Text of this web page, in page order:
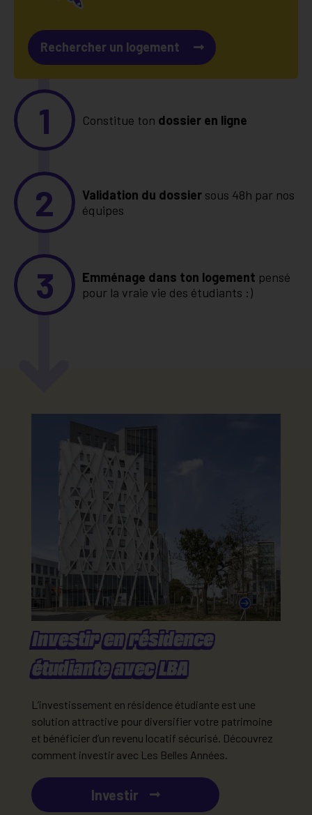
Rechercher un logement
1 Constitue ton dossier en ligne
2 Validation du dossier sous 48h par nos
équipes
3 Emménage dans ton logement pensé
pour la vraie vie des étudiants :)
Investir en résidence
étudiante avec LBA
L’investissement en résidence étudiante est une
solution attractive pour diversifier votre patrimoine
et bénéficier d’un revenu locatif sécurisé. Découvrez
comment investir avec Les Belles Années.
Investir